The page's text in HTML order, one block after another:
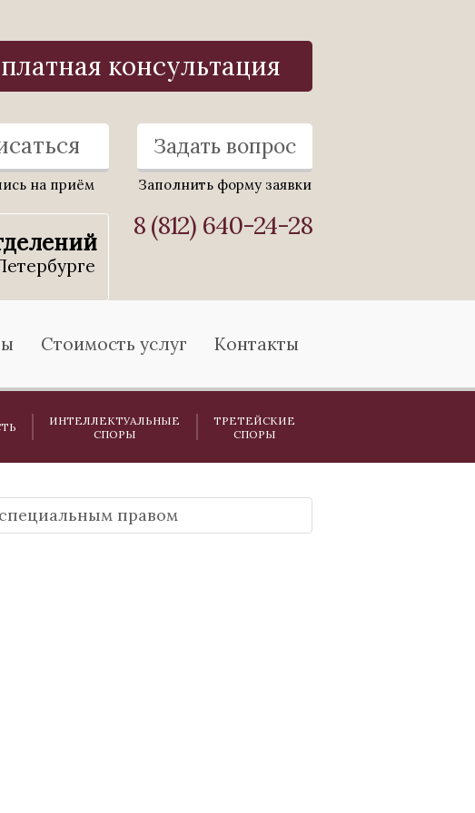
консультация
на приём
Задать вопрос
Заполнить форму заявки
8 (812) 640-24-28
Стоимость услуг Контакты
ИНТЕЛЛЕКТУАЛЬНЫЕ
СПОРЫ
ТРЕТЕЙСКИЕ
СПОРЫ
правом